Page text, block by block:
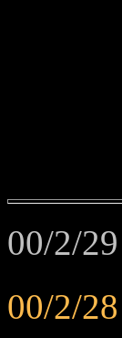
00/2/
00/2/